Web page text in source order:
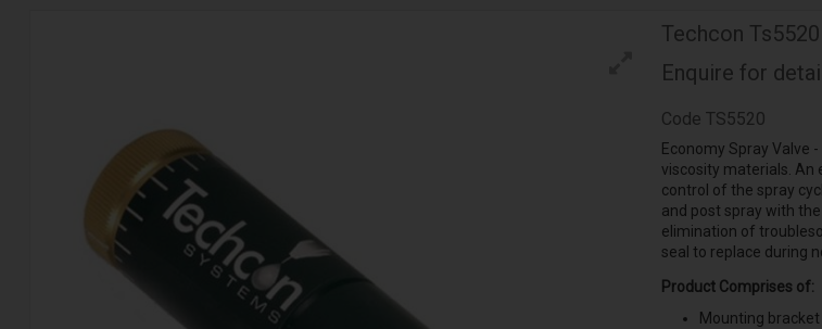
Techcon
Enquire for
Code TS5520
Economy Spray Valve
viscosity materials. An
control of the spray
and post spray with
elimination of
seal to replace during
Product Comprises of:
Mounting bracket